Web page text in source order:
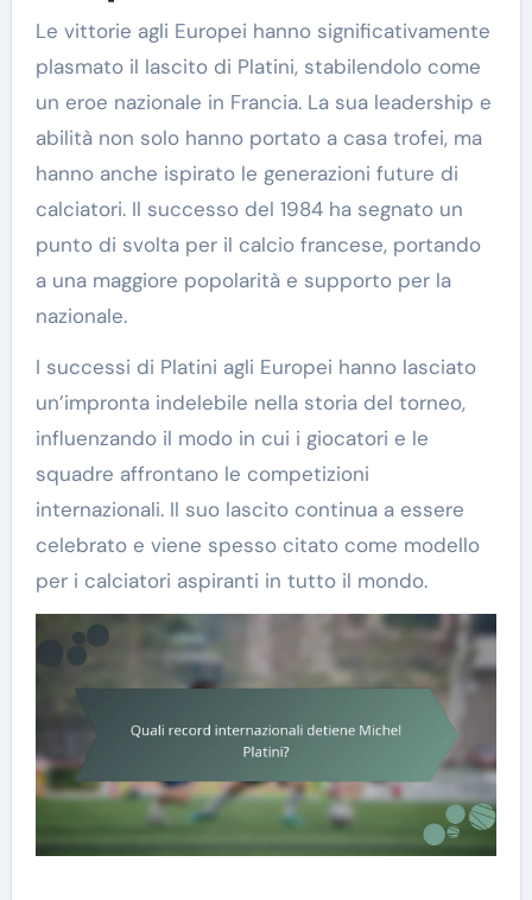
Le vittorie agli Europei hanno significativamente
plasmato il lascito di Platini, stabilendolo come
un eroe nazionale in Francia. La sua leadership e
abilità non solo hanno portato a casa trofei, ma
hanno anche ispirato le generazioni future di
calciatori. Il successo del 1984 ha segnato un
punto di svolta per il calcio francese, portando
a una maggiore popolarità e supporto per la
nazionale.
I successi di Platini agli Europei hanno lasciato
un’impronta indelebile nella storia del torneo,
influenzando il modo in cui i giocatori e le
squadre affrontano le competizioni
internazionali. Il suo lascito continua a essere
celebrato e viene spesso citato come modello
per i calciatori aspiranti in tutto il mondo.